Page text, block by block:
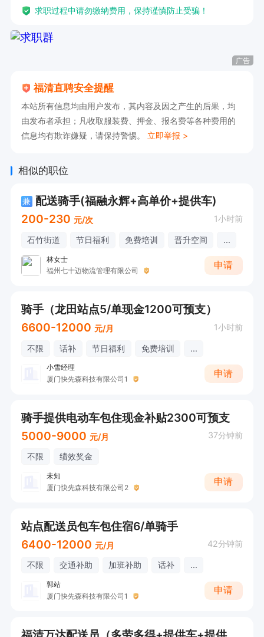
《车子和住宿》
站长协助解决宿舍和车辆问题，宿舍有空调，热水
培训，老员工带领，新人即便无经验，也完全可以
胜任待遇
1.公司签订正规合同
2.按单量计算工资，多劳多得，每月按时发放工
3.节假日有福利补贴
5.补贴奖励多，高温补贴，大单补贴，距离补贴，
夜间补贴，全勤奖，工龄奖，星级奖等等
6.晋升机会多，目前各站站长均从骑手中提拔，骑
手-助理-站长
求职过程中请勿缴纳费用，保持谨慎防止受骗！
广告
福清直聘安全提醒
本站所有信息均由用户发布，其内容及因之产生的后果，均
由发布者承担；凡收取服装费、押金、报名费等各种费用的
信息均有欺诈嫌疑，请保持警惕。 立即举报 >
相似的职位
兼 配送骑手(福融永辉+高单价+提供车)
200-230 元/次 1小时前
石竹街道 节日福利 免费培训 晋升空间 ...
林女士
福州七十迈物流管理有限公司
申请
骑手（龙田站点5/单现金1200可预支）
6600-12000 元/月 1小时前
不限 话补 节日福利 免费培训 ...
小雪经理
厦门快先森科技有限公司1
申请
骑手提供电动车包住现金补贴2300可预支
5000-9000 元/月 37分钟前
不限 绩效奖金
未知
厦门快先森科技有限公司2
申请
站点配送员包车包住宿6/单骑手
6400-12000 元/月 42分钟前
不限 交通补助 加班补助 话补 ...
郭站
厦门快先森科技有限公司1
申请